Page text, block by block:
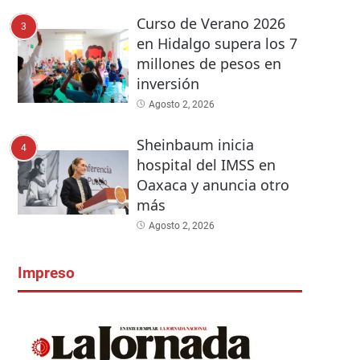
3
Curso de Verano 2026
en Hidalgo supera los 7
millones de pesos en
inversión
Agosto 2, 2026
4
Sheinbaum inicia
hospital del IMSS en
Oaxaca y anuncia otro
más
Agosto 2, 2026
Impreso